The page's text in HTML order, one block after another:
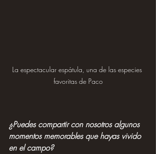
La espectacular espátula, una de las especies
favoritas de Paco
¿Puedes compartir con nosotros algunos
momentos memorables que hayas vivido
en el campo?